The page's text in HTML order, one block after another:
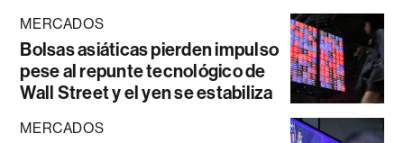
MERCADOS
Bolsas asiáticas pierden impulso
pese al repunte tecnológico de
Wall Street y el yen se estabiliza
MERCADOS